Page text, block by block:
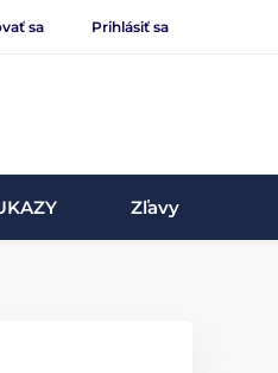
sa Prihlásiť sa
Zľavy